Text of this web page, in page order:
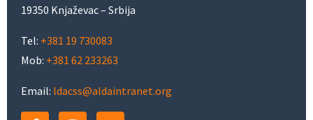
19350 Knjaževac – Srbija
Tel: +381 19 730083
Mob: +381 62 233263
Email: ldacss@aldaintranet.org